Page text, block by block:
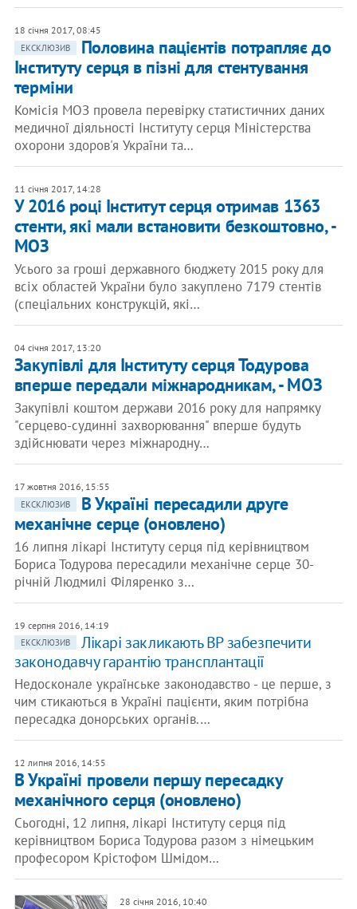
18 січня 2017, 08:45
ЕКСКЛЮЗИВ
Половина пацієнтів потрапляє до
Інституту серця в пізні для стентування
терміни
Комісія МОЗ провела перевірку статистичних даних
медичної діяльності Інституту серця Міністерства
охорони здоров'я України та…
11 січня 2017, 14:28
У 2016 році Інститут серця отримав 1363
стенти, які мали встановити безкоштовно, -
МОЗ
Усього за гроші державного бюджету 2015 року для
всіх областей України було закуплено 7179 стентів
(спеціальних конструкцій, які…
04 січня 2017, 13:20
Закупівлі для Інституту серця Тодурова
вперше передали міжнародникам, - МОЗ
Закупівлі коштом держави 2016 року для напрямку
"серцево-судинні захворювання" вперше будуть
здійснювати через міжнародну…
17 жовтня 2016, 15:55
ЕКСКЛЮЗИВ
В Україні пересадили друге
механічне серце (оновлено)
16 липня лікарі Інституту серця під керівництвом
Бориса Тодурова пересадили механічне серце 30-
річній Людмилі Філяренко з…
19 серпня 2016, 14:19
ЕКСКЛЮЗИВ
Лікарі закликають ВР забезпечити
законодавчу гарантію трансплантації
Недосконале українське законодавство - це перше, з
чим стикаються в Україні пацієнти, яким потрібна
пересадка донорських органів.…
12 липня 2016, 14:55
В Україні провели першу пересадку
механічного серця (оновлено)
Сьогодні, 12 липня, лікарі Інституту серця під
керівництвом Бориса Тодурова разом з німецьким
професором Крістофом Шмідом…
28 січня 2016, 10:40